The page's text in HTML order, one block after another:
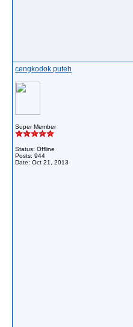
cengkodok puteh
Super Member
Status: Offline
Posts: 944
Date: Oct 21, 2013